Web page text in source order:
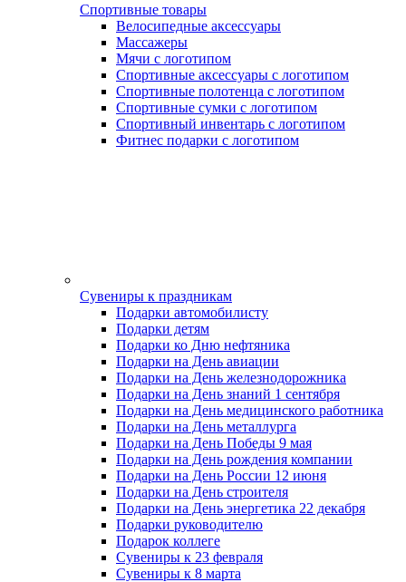
Спортивные товары
Велосипедные аксессуары
Массажеры
Мячи с логотипом
Спортивные аксессуары с логотипом
Спортивные полотенца с логотипом
Спортивные сумки с логотипом
Спортивный инвентарь с логотипом
Фитнес подарки с логотипом
Сувениры к праздникам
Подарки автомобилисту
Подарки детям
Подарки ко Дню нефтяника
Подарки на День авиации
Подарки на День железнодорожника
Подарки на День знаний 1 сентября
Подарки на День медицинского работника
Подарки на День металлурга
Подарки на День Победы 9 мая
Подарки на День рождения компании
Подарки на День России 12 июня
Подарки на День строителя
Подарки на День энергетика 22 декабря
Подарки руководителю
Подарок коллеге
Сувениры к 23 февраля
Сувениры к 8 марта